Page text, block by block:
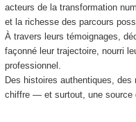
acteurs de la transformation
et la richesse des parcours
À travers leurs témoignages,
façonné leur trajectoire, nourri
professionnel.
Des histoires authentiques,
chiffre — et surtout, une source